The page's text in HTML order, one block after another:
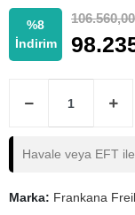
%8
İndirim
Havale veya EFT
Marka: Frankana